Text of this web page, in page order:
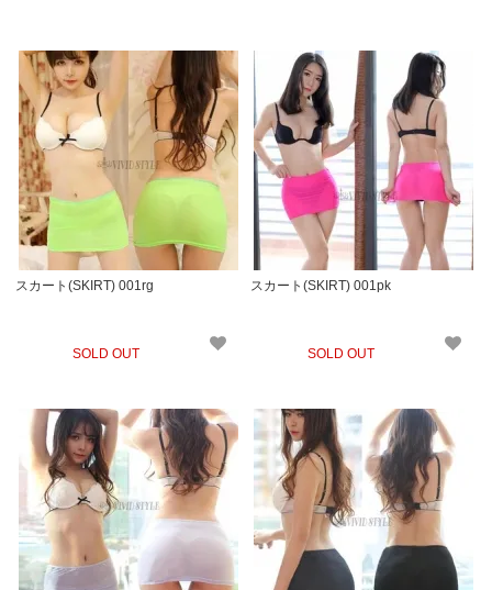
スカート(SKIRT) 001rg
SOLD OUT
スカート(SKIRT) 001pk
SOLD OUT